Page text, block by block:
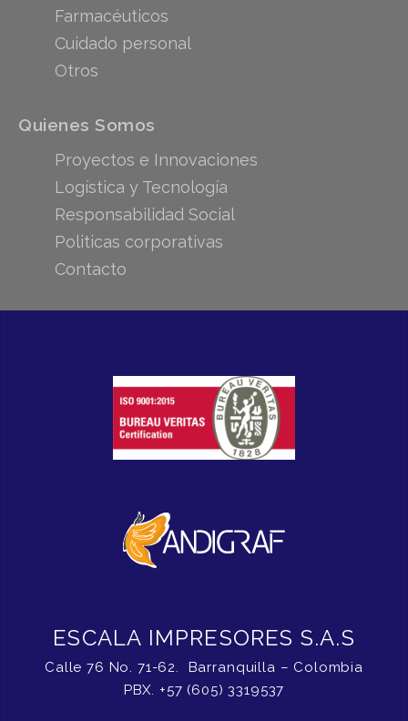
Farmacéuticos
Cuidado personal
Otros
Quienes Somos
Proyectos e Innovaciones
Logística y Tecnología
Responsabilidad Social
Politicas corporativas
Contacto
ESCALA IMPRESORES S.A.S
Calle 76 No. 71-62. Barranquilla – Colombia
PBX. +57 (605) 3319537